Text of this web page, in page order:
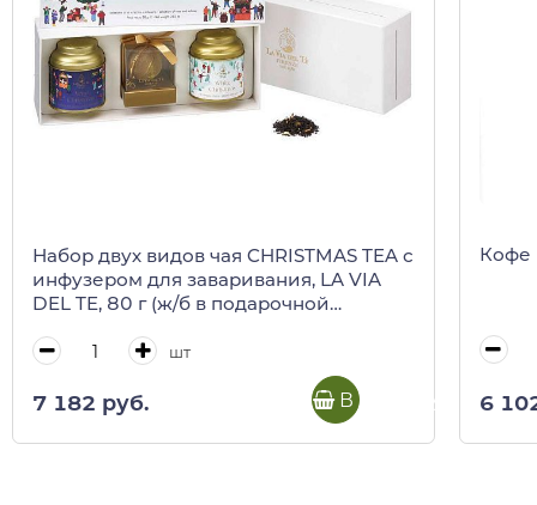
Набор двух видов чая CHRISTMAS TEA с
инфузером для заваривания, LA VIA
DEL TE, 80 г (ж/б в подарочной
шт
7 182 руб. В корзину
Кофе
6